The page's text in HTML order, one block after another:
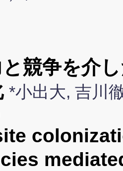
競争を介
*小出大, 吉川